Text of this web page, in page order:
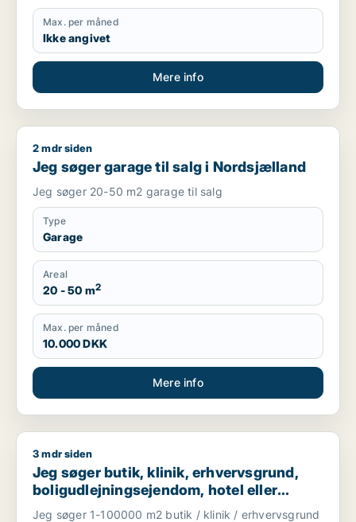
Max. per måned
Ikke angivet
Mere info
Jeg søger garage til salg i Nordsjælland
2 mdr siden
Jeg søger garage til salg i Nordsjælland
Jeg søger 20-50 m2 garage til salg
Type
Garage
Areal
20 - 50 m2
Max. per måned
10.000 DKK
Mere info
Jeg søger butik, klinik, erhvervsgrund,
3 mdr siden
Jeg søger butik, klinik, erhvervsgrund,
boligudlejningsejendom, hotel eller
garage til salg i Storkøbenhavn
Jeg søger 1-100000 m2 butik / klinik / erhvervsgrund